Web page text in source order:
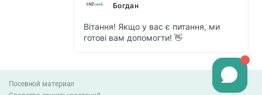
Посевной материал